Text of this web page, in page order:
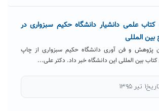
علمی دانشیار دانشگاه حکیم سبزواری در
المللی
پژوهش و فن آوری دانشگاه حکیم سبزواری از چاپ
کتاب بین المللی این دانشگاه خبر داد. دکتر علی...
تیر ۱۳۹۵